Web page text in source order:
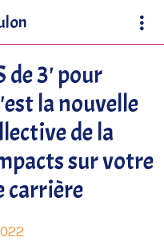
de 3' pour
la nouvelle
de la
sur votre
carrière